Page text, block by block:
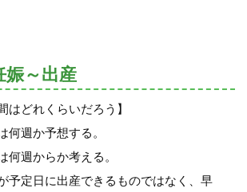
娠～出産
はどれくらいだろう】
何週か予想する。
何週からか考える。
予定日に出産できるものではなく、早